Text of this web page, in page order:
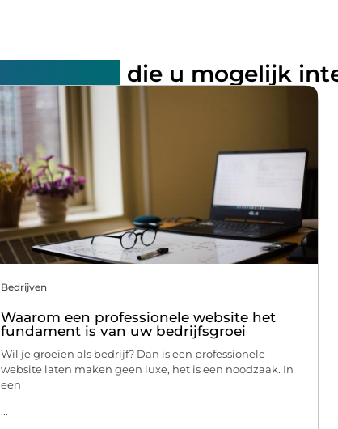
die u mogelijk
Bedrijven
Waarom een professionele website het
fundament is van uw bedrijfsgroei
Wil je groeien als bedrijf? Dan is een professionele
website laten maken geen luxe, het is een noodzaak. In
een
...